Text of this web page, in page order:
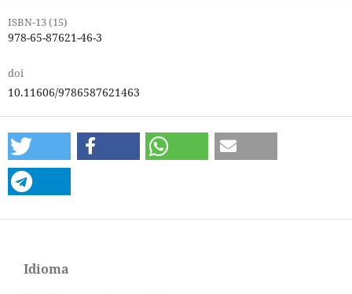
ISBN-13 (15)
978-65-87621-46-3
doi
10.11606/9786587621463
Idioma